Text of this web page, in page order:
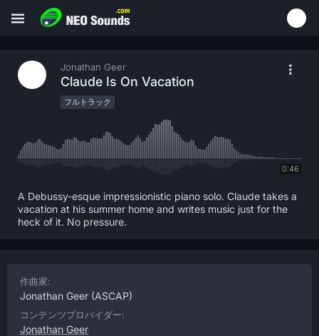
Jonathan Geer
Claude Is On Vacation
フルトラック
0:46
A Debussy-esque impressionistic piano solo. Claude takes a
vacation at his summer home and writes music just for the
heck of it. No pressure.
作曲家:
Jonathan Geer (ASCAP)
コンテンツプロバイダー:
Jonathan Geer